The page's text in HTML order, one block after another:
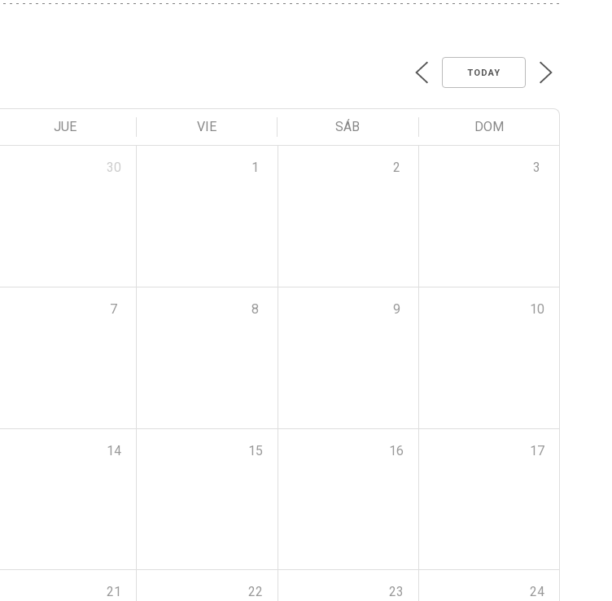
TODAY
JUE VIE SÁB DOM
30 1 2 3
7 8 9 10
14 15 16 17
21 22 23 24